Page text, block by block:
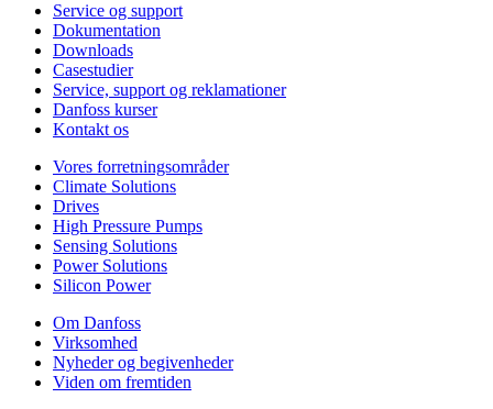
Service og support
Dokumentation
Downloads
Casestudier
Service, support og reklamationer
Danfoss kurser
Kontakt os
Vores forretningsområder
Climate Solutions
Drives
High Pressure Pumps
Sensing Solutions
Power Solutions
Silicon Power
Om Danfoss
Virksomhed
Nyheder og begivenheder
Viden om fremtiden